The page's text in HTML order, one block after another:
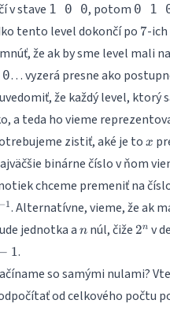
v stave 1 0 0, potom 0 1
tento level dokončí po 7
7-ich
že ak by sme level mali
… vyzerá presne ako
že každý level, ktorý
a teda ho vieme
zistiť, aké je to x
x
binárne číslo v ňom
chceme premeniť na
−1. Alternatívne, vieme, že ak
jednotka an
nnúl, čiže 2^n
2n v
1.
so samými nulami?
od celkového počtu